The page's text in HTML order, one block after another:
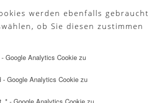
werden ebenfalls gebraucht
ob Sie diesen zustimmen
Google Analytics Cookie zu
- Google Analytics Cookie zu
- Google Analytics Cookie zu